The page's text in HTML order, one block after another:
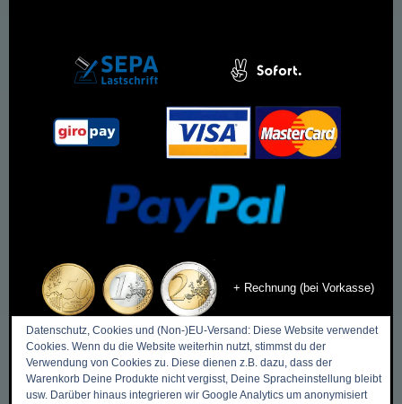
+ Rechnung (bei Vorkasse)
DIES & DAS
Datenschutz, Cookies und (Non-)EU-Versand: Diese Website verwendet
Cookies. Wenn du die Website weiterhin nutzt, stimmst du der
Verwendung von Cookies zu. Diese dienen z.B. dazu, dass der
Warenkorb Deine Produkte nicht vergisst, Deine Spracheinstellung bleibt
usw. Darüber hinaus integrieren wir Google Analytics um anonymisiert